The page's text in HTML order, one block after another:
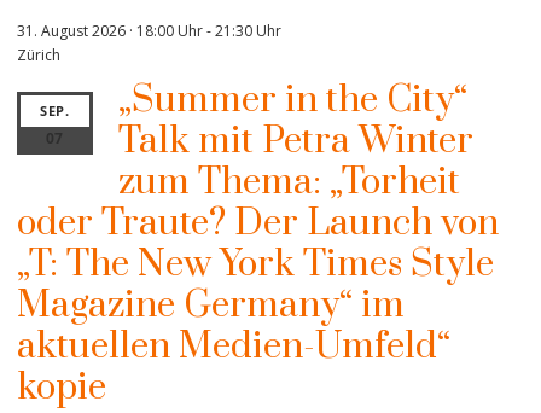
31. August 2026 · 18:00 Uhr-21:30 Uhr
Zürich
SEP.
07
„Summer in the City“
Talk mit Petra Winter
zum Thema: „Torheit
oder Traute? Der Launch von
„T: The New York Times Style
Magazine Germany“ im
aktuellen Medien-Umfeld“
kopie